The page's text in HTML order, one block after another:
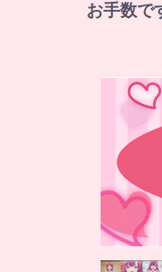
お手数で